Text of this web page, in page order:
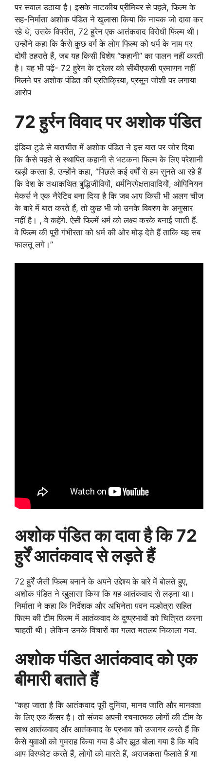
पर सवाल उठाया है। इसके नाटकीय प्रीमियर से पहले, फिल्म के
सह-निर्माता अशोक पंडित ने खुलासा किया कि नायक जो दावा कर
रहे थे, उसके विपरीत, 72 हुरेन एक आतंकवाद विरोधी फिल्म थी।
उन्होंने कहा कि कैसे कुछ वर्ग के लोग फिल्म को धर्म के नाम पर
दोषी ठहराते हैं, जब यह किसी विशेष “कहानी” का पालन नहीं करती
है।यह भी पढ़ें- 72 हुरेन के ट्रेलर को सीबीएफसी प्रमाणन नहीं
मिलने पर अशोक पंडित की प्रतिक्रिया, प्रसून जोशी पर लगाया
आरोप
72 हुर्रन विवाद पर अशोक पंडित
इंडिया टुडे से बातचीत में अशोक पंडित ने इस बात पर जोर दिया
कि कैसे पहले से स्थापित कहानी से भटकना फिल्म के लिए परेशानी
खड़ी करता है. उन्होंने कहा, ”पिछले कई वर्षों से हम सुनते आ रहे हैं
कि देश के तथाकथित बुद्धिजीवियों, धर्मनिरपेक्षतावादियों, ओपिनियन
मेकर्स ने एक नैरेटिव बना दिया है कि जब आप किसी भी अलग चीज
के बारे में बात करते हैं, तो कुछ भी जो उनके विवरण के अनुसार
नहीं है। , वे कहेंगे. ऐसी फिल्में धर्म को लक्ष्य करके बनाई जाती हैं.
वे फिल्म की पूरी गंभीरता को धर्म की ओर मोड़ देते हैं ताकि यह सब
फालतू लगे।”
अशोक पंडित का दावा है कि 72
हुर्रें आतंकवाद से लड़ते हैं
72 हुर्रें जैसी फिल्म बनाने के अपने उद्देश्य के बारे में बोलते हुए,
अशोक पंडित ने खुलासा किया कि यह आतंकवाद से लड़ना था।
निर्माता ने कहा कि निर्देशक और अभिनेता पवन मल्होत्रा ​​सहित
फिल्म की टीम फिल्म में आतंकवाद के दुष्प्रभावों को चित्रित करना
चाहती थी। लेकिन उनके विचारों का गलत मतलब निकाला गया.
अशोक पंडित आतंकवाद को एक
बीमारी बताते हैं
“कहा जाता है कि आतंकवाद पूरी दुनिया, मानव जाति और मानवता
के लिए एक कैंसर है। तो संजय अपनी रचनात्मक लोगों की टीम के
साथ आतंकवाद और आतंकवाद के प्रभाव को उजागर करते हैं कि
कैसे युवाओं को गुमराह किया गया है और झूठ बोला गया है कि यदि
आप विस्फोट करते हैं, लोगों को मारते हैं, अराजकता फैलाते हैं या